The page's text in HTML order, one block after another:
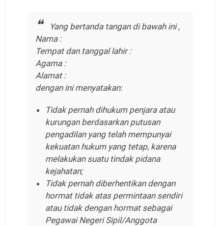
Yang bertanda tangan di bawah ini ,
Nama :
Tempat dan tanggal lahir :
Agama :
Alamat :
dengan ini menyatakan:
Tidak pernah dihukum penjara atau
kurungan berdasarkan putusan
pengadilan yang telah mempunyai
kekuatan hukum yang tetap, karena
melakukan suatu tindak pidana
kejahatan;
Tidak pernah diberhentikan dengan
hormat tidak atas permintaan sendiri
atau tidak dengan hormat sebagai
Pegawai Negeri Sipil/Anggota